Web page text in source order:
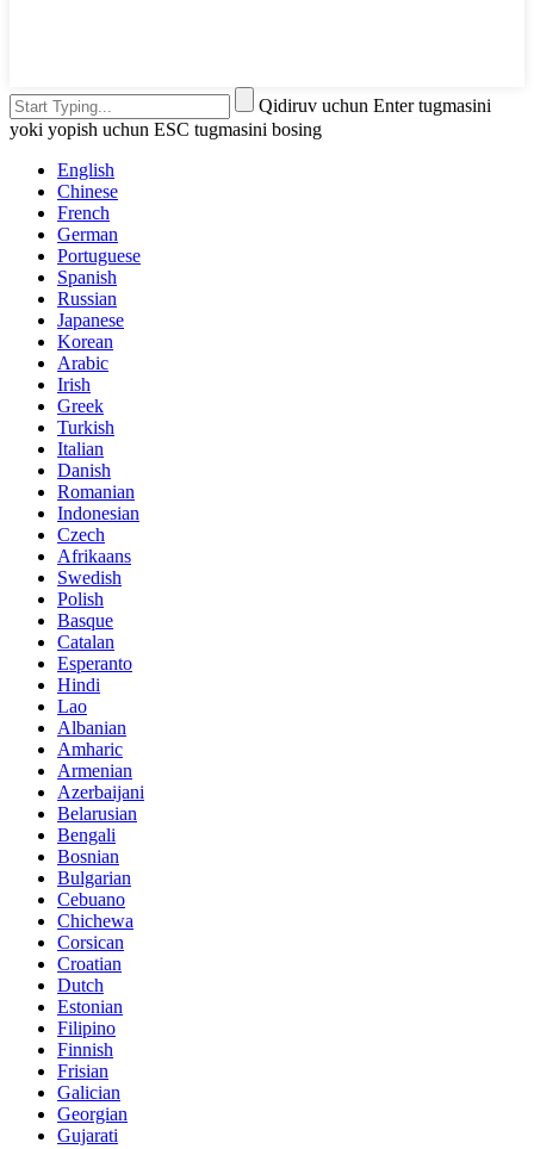
Qidiruv uchun Enter tugmasini
yoki yopish uchun ESC tugmasini bosing
English
Chinese
French
German
Portuguese
Spanish
Russian
Japanese
Korean
Arabic
Irish
Greek
Turkish
Italian
Danish
Romanian
Indonesian
Czech
Afrikaans
Swedish
Polish
Basque
Catalan
Esperanto
Hindi
Lao
Albanian
Amharic
Armenian
Azerbaijani
Belarusian
Bengali
Bosnian
Bulgarian
Cebuano
Chichewa
Corsican
Croatian
Dutch
Estonian
Filipino
Finnish
Frisian
Galician
Georgian
Gujarati